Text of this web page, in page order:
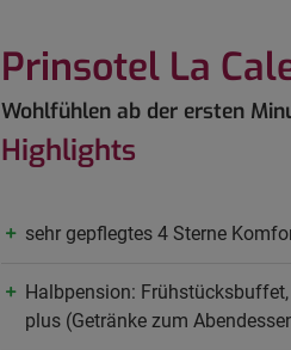
Prinsotel La
Wohlfühlen ab der ersten
Highlights
sehr gepflegtes 4 Sterne
Halbpension:
plus (Getränke zum